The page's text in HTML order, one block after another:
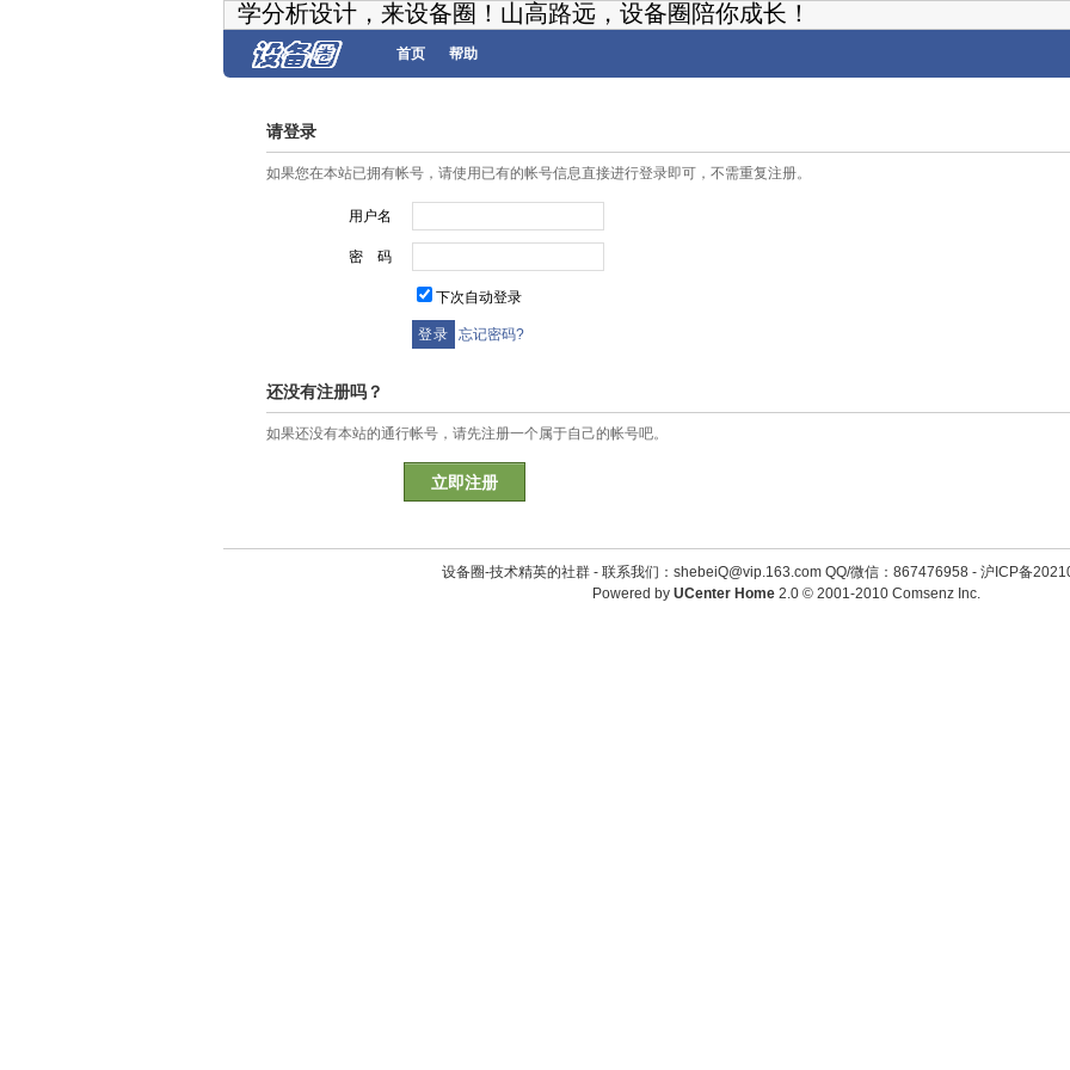
学分析设计，来设备圈！山高路远，设备圈陪你成长！
首页 帮助
请登录
如果您在本站已拥有帐号，请使用已有的帐号信息直接进行登录即可，不需重复注册。
用户名
密 码
下次自动登录
忘记密码?
还没有注册吗？
如果还没有本站的通行帐号，请先注册一个属于自己的帐号吧。
立即注册
设备圈-技术精英的社群 - 联系我们：shebeiQ@vip.163.com QQ/微信：867476958- 沪ICP备
Powered by UCenter Home 2.0© 2001-2010 Comsenz Inc.